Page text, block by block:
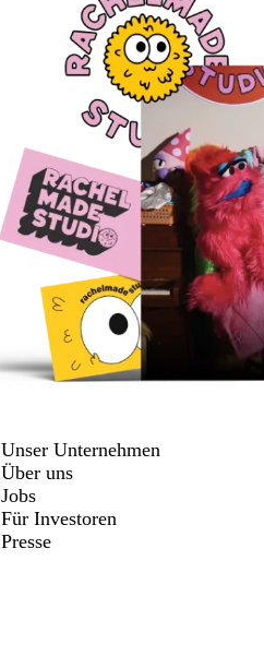
Unser Unternehmen
Über uns
Jobs
Für Investoren
Presse